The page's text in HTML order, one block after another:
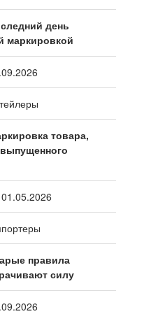
день
маркировкой
товара,
правила
силу